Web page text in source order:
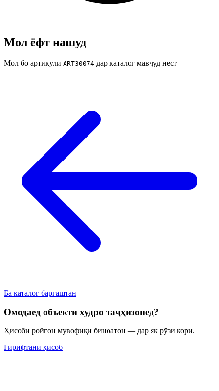
Мол ёфт нашуд
Мол бо артикули ART30074 дар каталог мавҷуд нест
Ба каталог баргаштан
Омодаед объекти худро таҷҳизонед?
Ҳисоби ройгон мувофиқи биноатон — дар як рӯзи корӣ.
Гирифтани ҳисоб